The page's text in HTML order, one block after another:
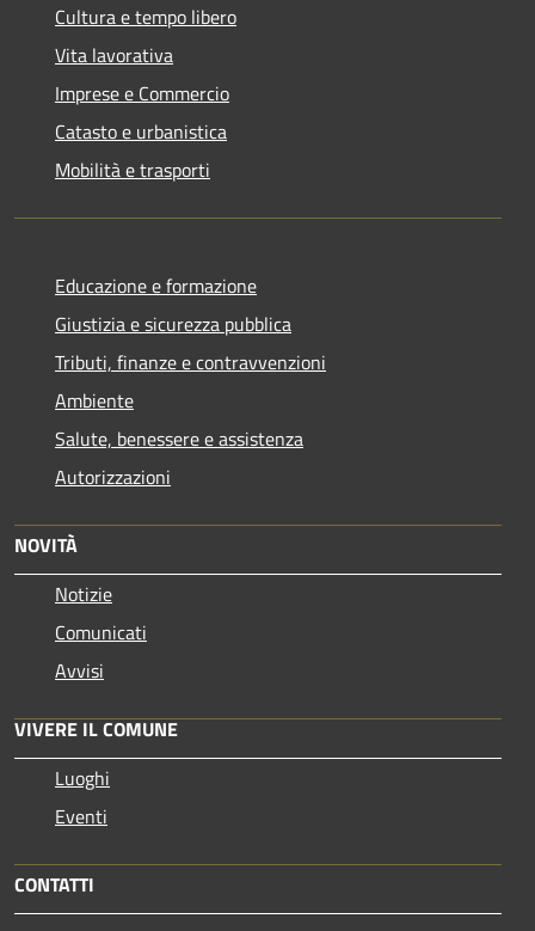
Cultura e tempo libero
Vita lavorativa
Imprese e Commercio
Catasto e urbanistica
Mobilità e trasporti
Educazione e formazione
Giustizia e sicurezza pubblica
Tributi, finanze e contravvenzioni
Ambiente
Salute, benessere e assistenza
Autorizzazioni
NOVITÀ
Notizie
Comunicati
Avvisi
VIVERE IL COMUNE
Luoghi
Eventi
CONTATTI